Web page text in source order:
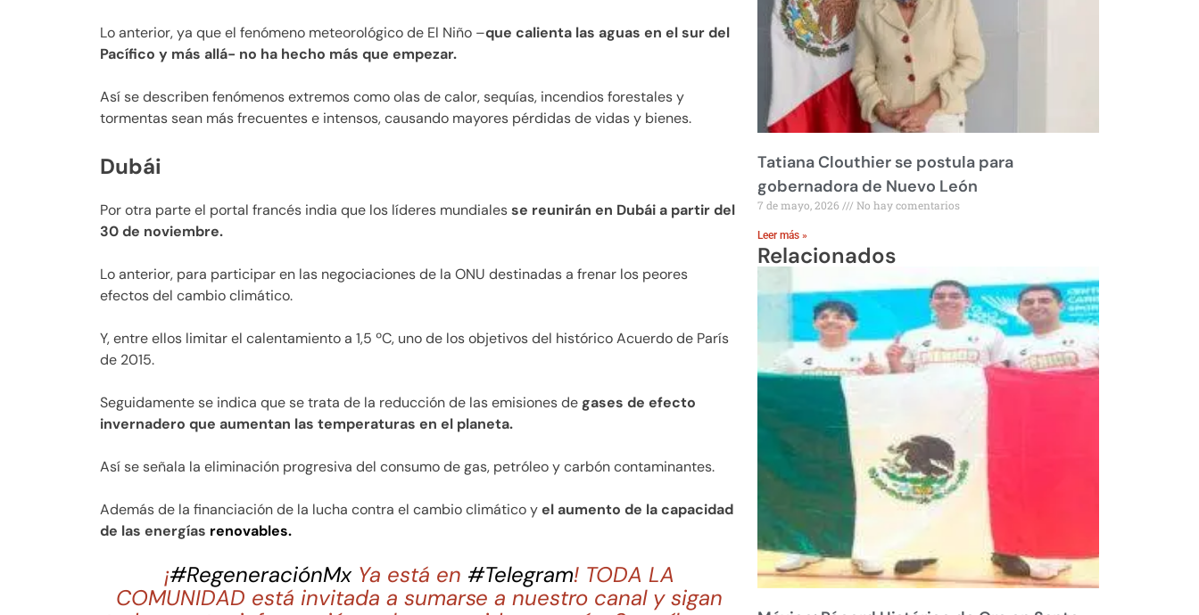
Lo anterior, ya que el fenómeno meteorológico de El Niño –que calienta las aguas en el sur del
Pacífico y más allá- no ha hecho más que empezar.
Así se describen fenómenos extremos como olas de calor, sequías, incendios forestales y
tormentas sean más frecuentes e intensos, causando mayores pérdidas de vidas y bienes.
Dubái
Por otra parte el portal francés india que los líderes mundialesse reunirán en Dubái a partir del
30 de noviembre.
Lo anterior, para participar en las negociaciones de la ONU destinadas a frenar los peores
efectos del cambio climático.
Y, entre ellos limitar el calentamiento a 1,5 ºC, uno de los objetivos del histórico Acuerdo de París
de 2015.
Seguidamente se indica que se trata de la reducción de las emisiones degases de efecto
invernadero que aumentan las temperaturas en el planeta.
Así se señala la eliminación progresiva del consumo de gas, petróleo y carbón contaminantes.
Además de la financiación de la lucha contra el cambio climático yel aumento de la capacidad
de las energías renovables.
¡#RegeneraciónMxYa está en #Telegram! TODA LA
COMUNIDAD está invitada a sumarse a nuestro canal y sigan
Tatiana Clouthier se postula para
gobernadora de Nuevo León
7 de mayo, 2026 No hay comentarios
Leer más »
Relacionados